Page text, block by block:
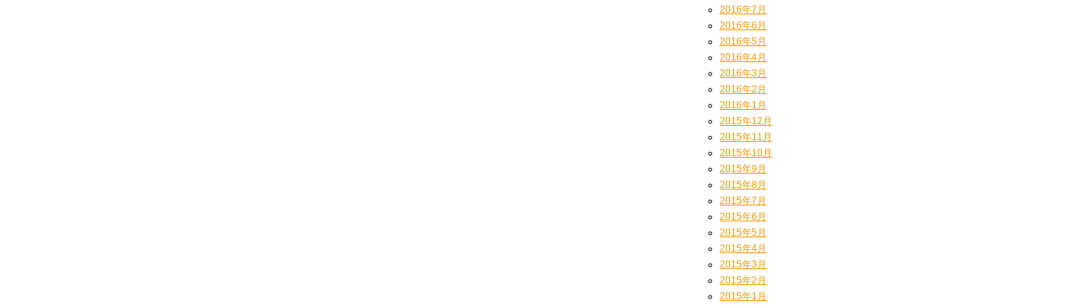
2016年7月
2016年6月
2016年5月
2016年4月
2016年3月
2016年2月
2016年1月
2015年12月
2015年11月
2015年10月
2015年9月
2015年8月
2015年7月
2015年6月
2015年5月
2015年4月
2015年3月
2015年2月
2015年1月